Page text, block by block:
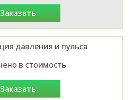
заказать
давления и пульса
в стоимость
заказать